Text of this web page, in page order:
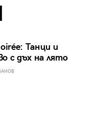
Танци и
с дъх на лято